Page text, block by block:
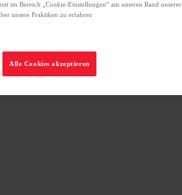
im Bereich „Cookie-Einstellungen“ am unteren Rand unserer
unsere Praktiken zu erfahren
Alle Cookies akzeptieren